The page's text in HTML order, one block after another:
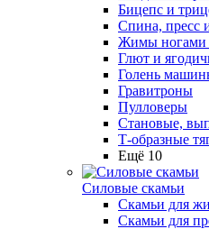
Бицепс и
Спина, пресс
Жимы ногами
Глют и
Голень
Гравитроны
Пулловеры
Становые,
Т-образные
Ещё 10
Силовые скамьи
Скамьи для
Скамьи для